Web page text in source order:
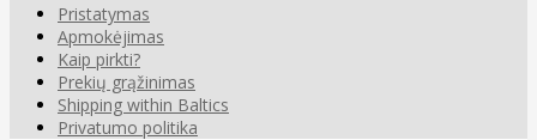
Pristatymas
Apmokėjimas
Kaip pirkti?
Prekių grąžinimas
Shipping within Baltics
Privatumo politika